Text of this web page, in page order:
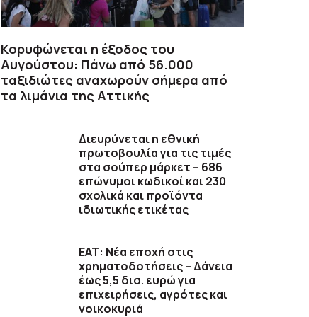
Κορυφώνεται η έξοδος του
Αυγούστου: Πάνω από 56.000
ταξιδιώτες αναχωρούν σήμερα από
τα λιμάνια της Αττικής
Διευρύνεται η εθνική
πρωτοβουλία για τις τιμές
στα σούπερ μάρκετ – 686
επώνυμοι κωδικοί και 230
σχολικά και προϊόντα
ιδιωτικής ετικέτας
ΕΑΤ: Νέα εποχή στις
χρηματοδοτήσεις – Δάνεια
έως 5,5 δισ. ευρώ για
επιχειρήσεις, αγρότες και
νοικοκυριά